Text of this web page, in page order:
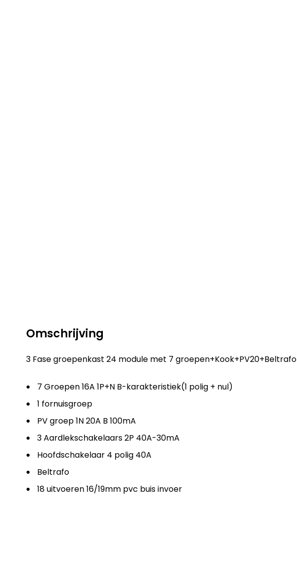
Omschrijving
3 Fase groepenkast 24 module met 7 groepen+Kook+PV20+Beltrafo
7 Groepen 16A 1P+N B-karakteristiek(1 polig + nul)
1 fornuisgroep
PV groep 1N 20A B 100mA
3 Aardlekschakelaars 2P 40A-30mA
Hoofdschakelaar 4 polig 40A
Beltrafo
18 uitvoeren 16/19mm pvc buis invoer